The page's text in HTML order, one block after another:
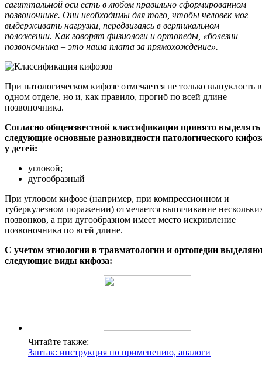
сагиттальной оси есть в любом правильно сформированном
позвоночнике. Они необходимы для того, чтобы человек мог
выдерживать нагрузки, передвигаясь в вертикальном
положении. Как говорят физиологи и ортопеды, «болезни
позвоночника – это наша плата за прямохождение».
При патологическом кифозе отмечается не только выпуклость в
одном отделе, но и, как правило, прогиб по всей длине
позвоночника.
Согласно общеизвестной классификации принято выделять
следующие основные разновидности патологического
у детей:
угловой;
дугообразный
При угловом кифозе (например, при компрессионном и
туберкулезном поражении) отмечается выпячивание
позвонков, а при дугообразном имеет место искривление
позвоночника по всей длине.
С учетом этиологии в травматологии и ортопедии
следующие виды кифоза:
Читайте также:
Зантак: инструкция по применению, аналоги